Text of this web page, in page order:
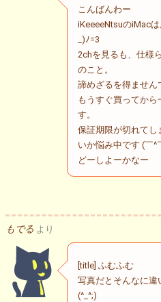
こんばんわー
iKeeeeNtsuのiMacは
_)ﾉ=3
2chを見るも、仕様
のこと。
諦めざるを得ません
もうすぐ買ってから
す。
保証期限が切れてし
いか悩み中です (￣^
どーしよーかなー
もでる より
[title] ふむふむ
写真だとそんなに違
(^_^;)